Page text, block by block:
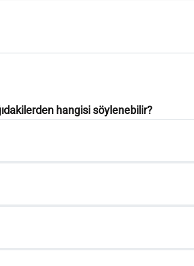
hangisi söylenebilir?